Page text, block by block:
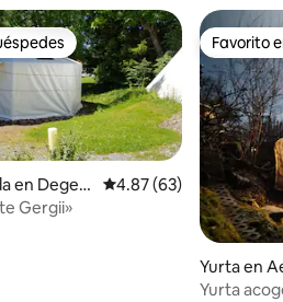
en Degers
Calificación promedio:
4.87 (63)
Gergii»
Favorito
Favorito
Yurta en
Yurta